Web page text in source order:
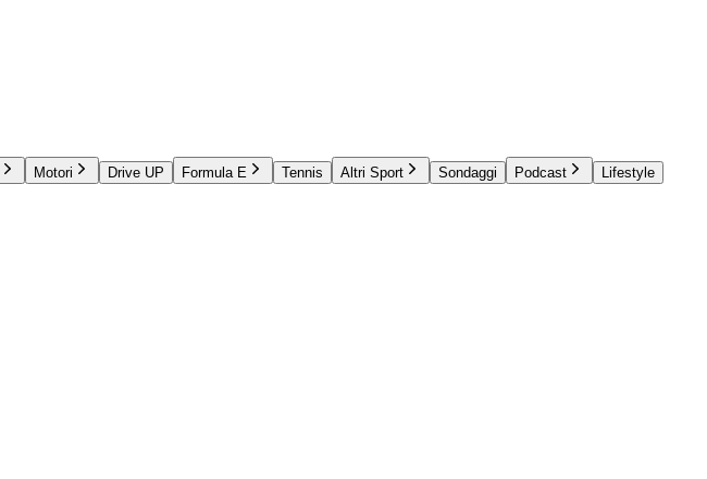
Motori Drive UP Formula E Tennis Altri Sport Sondaggi Podcast
Lifestyle